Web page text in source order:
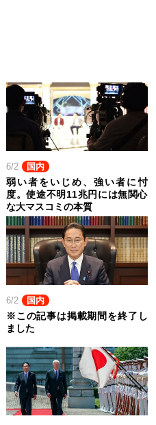
6/2 国内
弱い者をいじめ、強い者に忖
度。使途不明11兆円には無関心
な大マスコミの本質
6/2 国内
※この記事は掲載期間を終了し
ました